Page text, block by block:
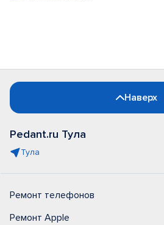
Наверх
Pedant.ru Тула
Тула
Ремонт телефонов
Ремонт Apple